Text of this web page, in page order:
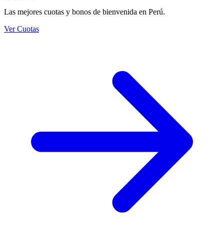
Las mejores cuotas y bonos de bienvenida en Perú.
Ver Cuotas